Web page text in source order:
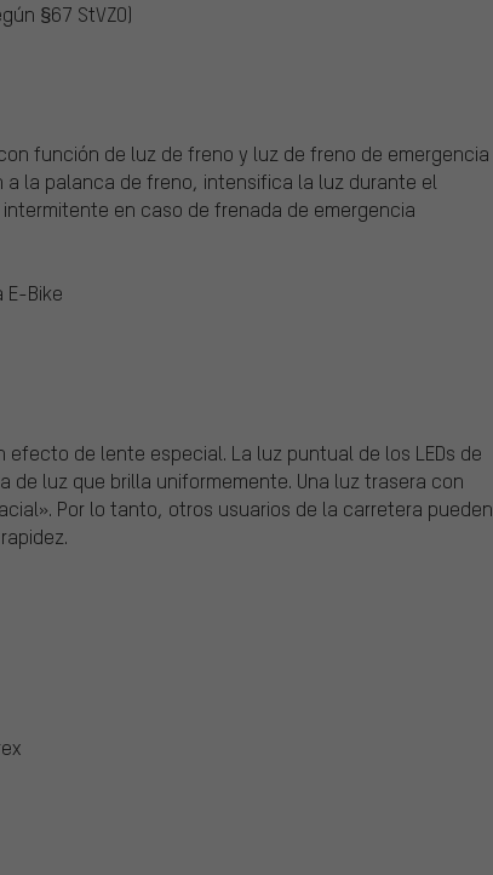
§67 StVZO)
función de luz de freno y luz de freno de emergencia
la palanca de freno, intensifica la luz durante el
en caso de frenada de emergencia
Bike
de lente especial. La luz puntual de los LEDs de
luz que brilla uniformemente. Una luz trasera con
Por lo tanto, otros usuarios de la carretera pueden